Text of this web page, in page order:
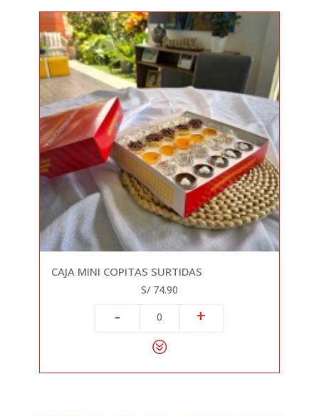
CAJA MINI COPITAS SURTIDAS
S/ 74.90
- 0 +